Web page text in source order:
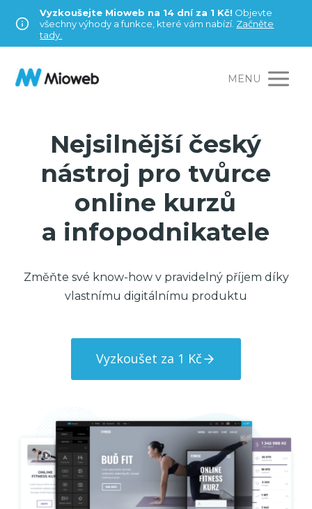
Vyzkoušejte Mioweb na 14 dní za 1 Kč! Objevte
všechny výhody a funkce, které vám nabízí. Začněte
tady.
MENU
Nejsilnější český
nástroj pro tvůrce
online kurzů
a infopodnikatele
Změňte své know-how v pravidelný příjem díky
vlastnímu digitálnímu produktu
Vyzkoušet za 1 Kč